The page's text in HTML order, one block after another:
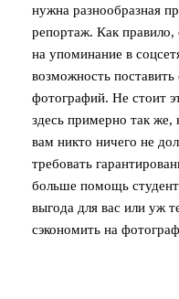
нужна разнообразная
репортаж. Как
на упоминание в
возможность поставить
фотографий. Не стоит
здесь примерно так же,
вам никто ничего не
требовать
больше помощь
выгода для вас или уж
сэкономить на